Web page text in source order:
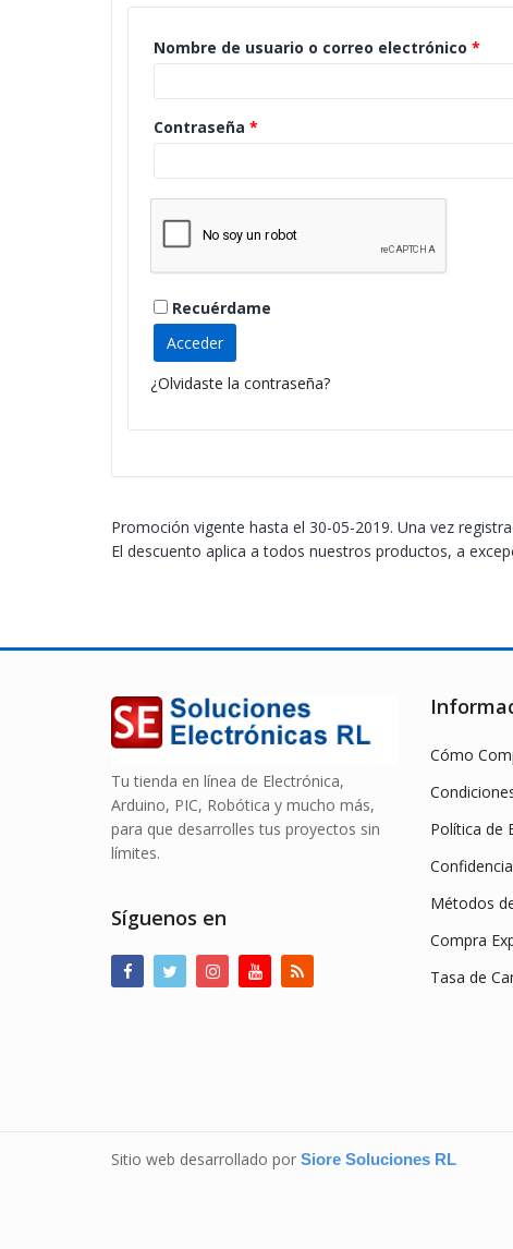
Nombre de usuario o correo electrónico *
Contraseña *
Recuérdame
Acceder
¿Olvidaste la contraseña?
Promoción vigente hasta el 30-05-2019. Una vez
El descuento aplica a todos nuestros productos, a
Tu tienda en línea de Electrónica,
Arduino, PIC, Robótica y mucho más,
para que desarrolles tus proyectos sin
límites.
Síguenos en
Cómo
Política de
Métodos
Compra
Tasa de
Sitio web desarrollado por Siore Soluciones RL